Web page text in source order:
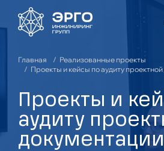
Главная
Реализованные проекты
Проекты и кейсы по аудиту
Проекты и
аудиту
документации